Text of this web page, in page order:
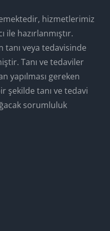
hizmetlerimiz
ile hazırlanmıştır.
tanı veya tedavisinde
Tanı ve tedaviler
yapılması gereken
şekilde tanı ve tedavi
sorumluluk